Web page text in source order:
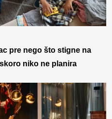
pre nego što stigne na
niko ne planira